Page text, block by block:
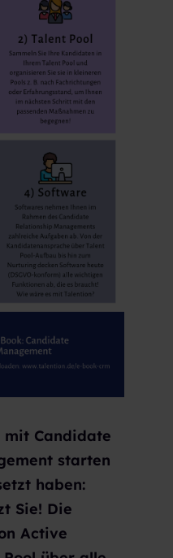
mit Candidate
starten
haben:
Sie! Die
Active